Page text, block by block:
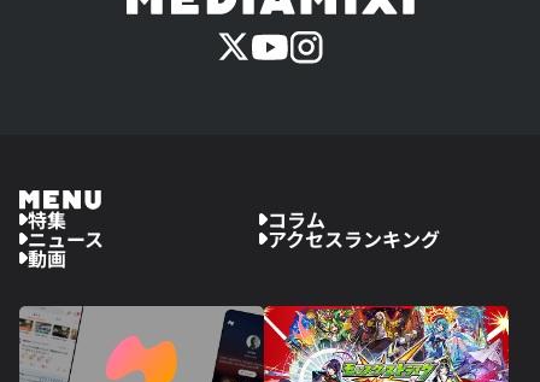
特集 コラム
ニュース アクセスランキング
動画